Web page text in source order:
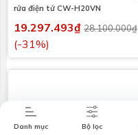
tiết
rửa điện tử CW-H20VN
19.297.493₫ 28.100.000₫
(-31%)
Danh mục Bộ lọc